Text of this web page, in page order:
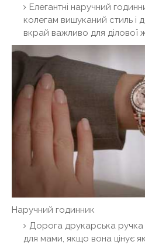
Елегантні наручний
колегам вишуканий стиль і
вкрай важливо для ділової
Наручний годинник
Дорога друкарська ручка
для мами, якщо вона цінує